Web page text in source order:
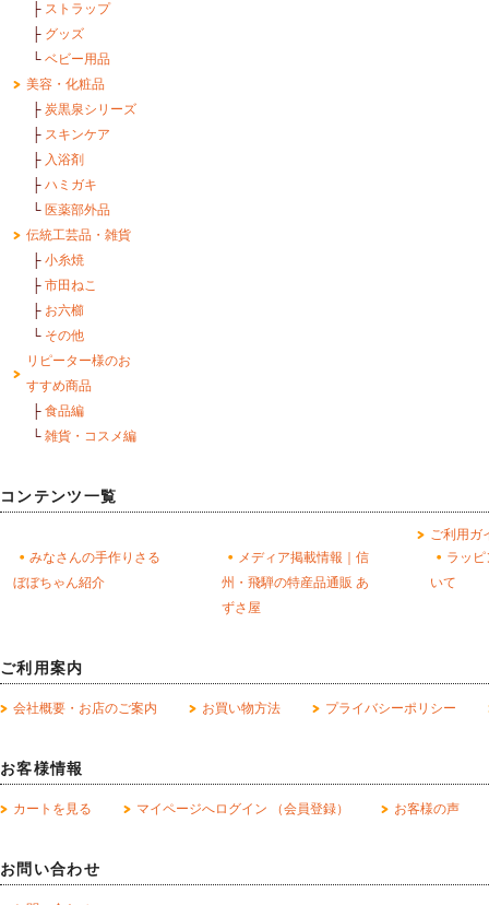
├ ストラップ
├ グッズ
└ ベビー用品
美容・化粧品
├ 炭黒泉シリーズ
├ スキンケア
├ 入浴剤
├ ハミガキ
└ 医薬部外品
伝統工芸品・雑貨
├ 小糸焼
├ 市田ねこ
├ お六櫛
└ その他
リピーター様のお
すすめ商品
├ 食品編
└ 雑貨・コスメ編
コンテンツ一覧
みなさんの手作りさる
ぼぼちゃん紹介
メディア掲載情報｜信
州・飛騨の特産品通販 あ
ずさ屋
ご利用ガ
ラッ
いて
ご利用案内
会社概要・お店のご案内 お買い物方法 プライバシーポリシー
お客様情報
カートを見る マイページへログイン （会員登録） お客様の声
お問い合わせ